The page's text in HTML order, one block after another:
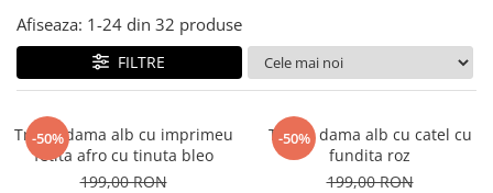
Vesta
Bluze
Camasi
Fusta
Trening
Ciorapi
Cape din blana
Curele
Umbrele
Geci si jachete
Vesta
Papioane si cravate
Bretele si curele
Afiseaza: 1-24 din 32 produse
FILTRE
-50%
Tricou dama alb cu imprimeu
fetita afro cu tinuta bleo
199,00 RON
-50%
Tricou dama alb cu catel cu
fundita roz
199,00 RON